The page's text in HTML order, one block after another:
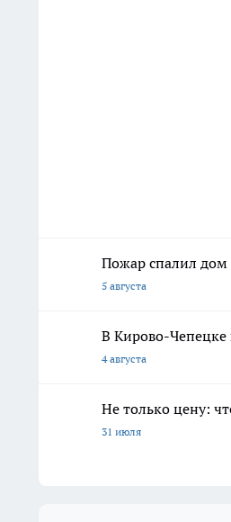
Пожар спалил дом
5 августа
В Кирово-Чепецке
4 августа
Не только цену:
31 июля